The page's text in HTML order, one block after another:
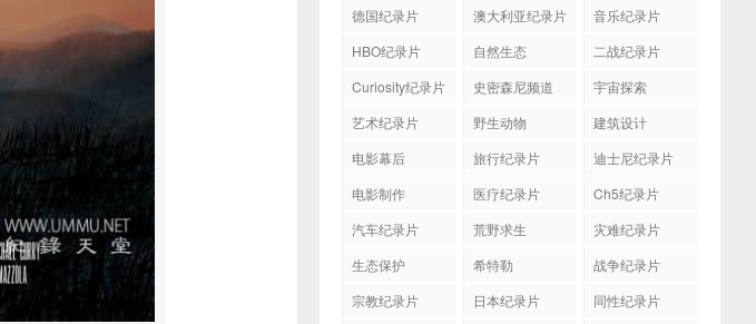
德国纪录片
澳大利亚纪录片
音乐纪录片
HBO纪录片
自然生态
二战纪录片
Curiosity纪录片
史密森尼频道
宇宙探索
艺术纪录片
野生动物
建筑设计
电影幕后
旅行纪录片
迪士尼纪录片
电影制作
医疗纪录片
Ch5纪录片
汽车纪录片
荒野求生
灾难纪录片
生态保护
希特勒
战争纪录片
宗教纪录片
日本纪录片
同性纪录片